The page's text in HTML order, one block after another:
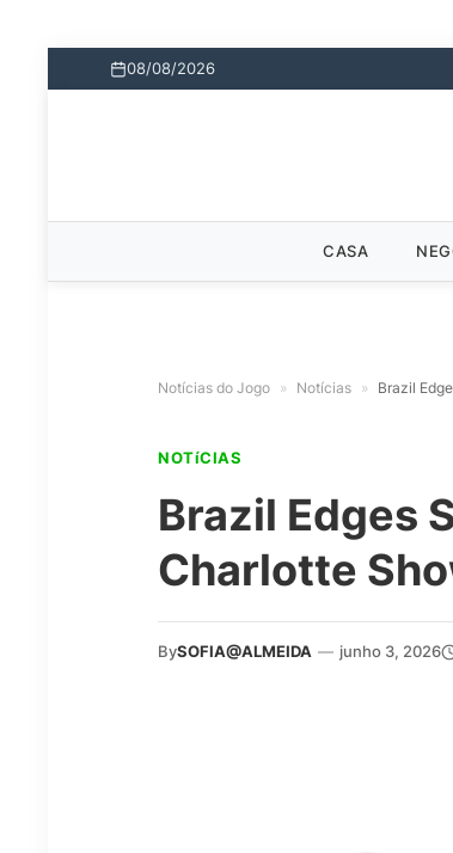
08/08/2026
CASA
Notícias do Jogo » Notícias » Brazil
NOTíCIAS
Brazil Edges
Charlotte
BySOFIA@ALMEIDA — junho 3, 2026